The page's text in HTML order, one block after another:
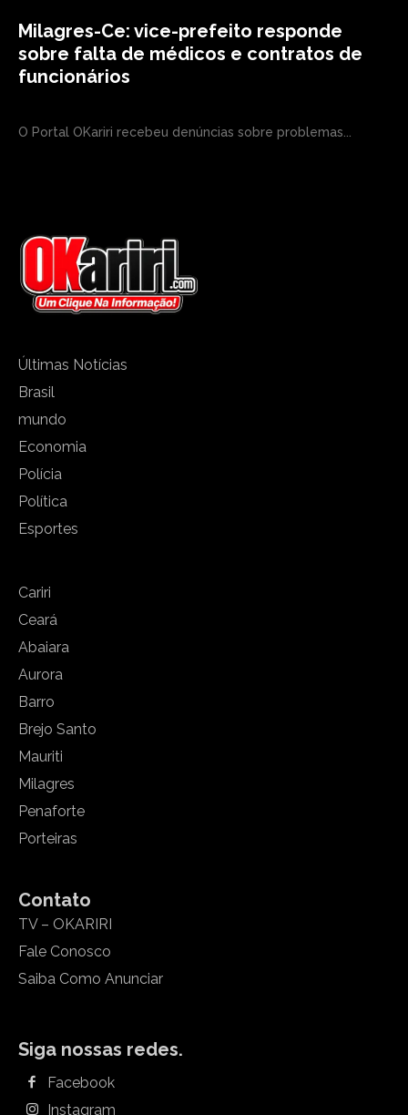
Milagres-Ce: vice-prefeito responde
sobre falta de médicos e contratos de
funcionários
O Portal OKariri recebeu denúncias sobre problemas...
Últimas Notícias
Brasil
mundo
Economia
Polícia
Política
Esportes
Cariri
Ceará
Abaiara
Aurora
Barro
Brejo Santo
Mauriti
Milagres
Penaforte
Porteiras
Contato
TV – OKARIRI
Fale Conosco
Saiba Como Anunciar
Siga nossas redes.
Facebook
Instagram